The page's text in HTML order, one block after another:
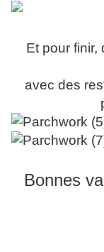
Et pour finir,
avec des
Bonnes